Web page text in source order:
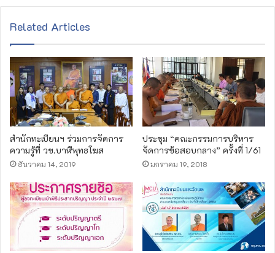
Related Articles
สำนักทะเบียนฯ ร่วมการจัดการ
ความรู้ที่ วข.บาฬีพุทธโฆส
ธันวาคม 14, 2019
ประชุม “คณะกรรมการบริหาร
จัดการข้อสอบกลาง” ครั้งที่ 1/61
มกราคม 19, 2018